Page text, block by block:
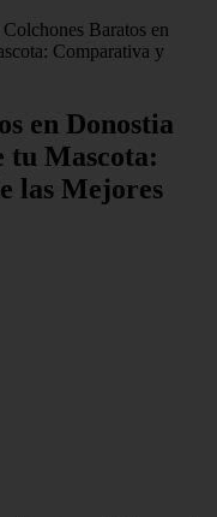
Baratos en
Comparativa y
en Donostia
tu Mascota:
las Mejores